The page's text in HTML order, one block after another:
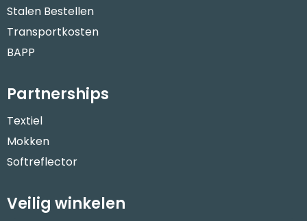
Stalen Bestellen
Transportkosten
BAPP
Partnerships
Textiel
Mokken
Softreflector
Veilig winkelen